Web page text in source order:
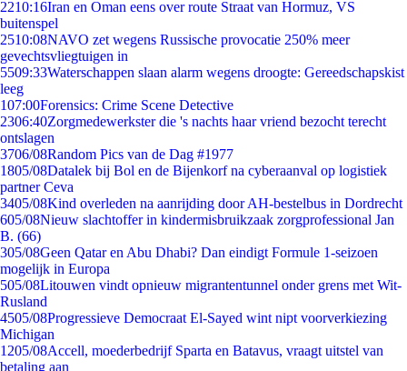
2210:16Iran en Oman eens over route Straat van Hormuz, VS
buitenspel
2510:08NAVO zet wegens Russische provocatie 250% meer
gevechtsvliegtuigen in
5509:33Waterschappen slaan alarm wegens droogte: Gereedschapskist
leeg
107:00Forensics: Crime Scene Detective
2306:40Zorgmedewerkster die 's nachts haar vriend bezocht terecht
ontslagen
3706/08Random Pics van de Dag #1977
1805/08Datalek bij Bol en de Bijenkorf na cyberaanval op logistiek
partner Ceva
3405/08Kind overleden na aanrijding door AH-bestelbus in Dordrecht
605/08Nieuw slachtoffer in kindermisbruikzaak zorgprofessional Jan
B. (66)
305/08Geen Qatar en Abu Dhabi? Dan eindigt Formule 1-seizoen
mogelijk in Europa
505/08Litouwen vindt opnieuw migrantentunnel onder grens met Wit-
Rusland
4505/08Progressieve Democraat El-Sayed wint nipt voorverkiezing
Michigan
1205/08Accell, moederbedrijf Sparta en Batavus, vraagt uitstel van
betaling aan